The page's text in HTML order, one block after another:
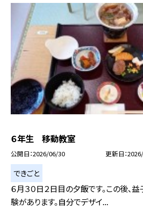
６年生 移動教室
公開日 2026/06/30 更新日
できごと
６月３０日２日目の夕飯です。この後、
験があります。自分でデザイ...